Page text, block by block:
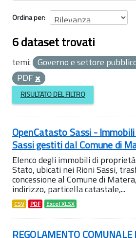
Ordina per
6 dataset trovati
temi: Governo e settore
PDF
RISULTATO DEL FILTRO
OpenCatasto Sassi -
Sassi gestiti dal Comune di
Elenco degli immobili di
Stato, ubicati nei Rioni Sassi,
concessione al Comune di
indirizzo, particella catastale,...
CSV PDF Excel XLSX
REGOLAMENTO